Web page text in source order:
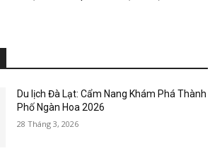
Du lịch Đà Lạt: Cẩm Nang Khám Phá Thành
Phố Ngàn Hoa 2026
28 Tháng 3, 2026